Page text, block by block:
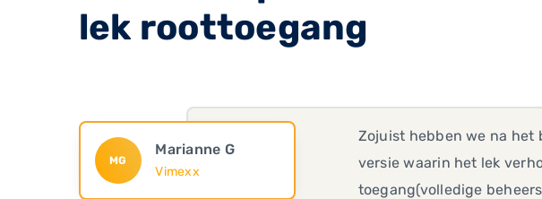
lek roottoegang
MG
Marianne G
Vimexx
Zojuist hebben we na het
versie waarin het lek
toegang(volledige